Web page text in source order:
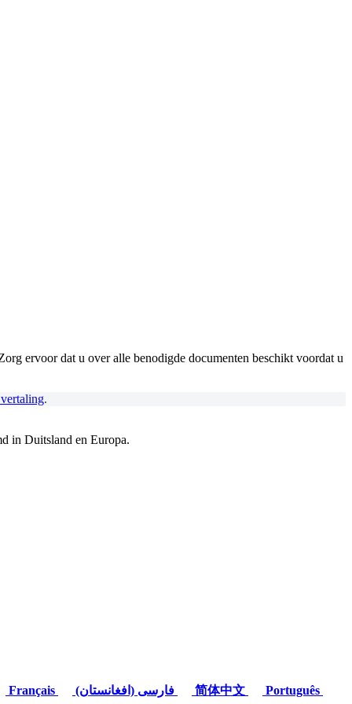
ervoor dat u over alle benodigde documenten beschikt voordat u
.
in Duitsland en Europa.
Français 简体中文 Português